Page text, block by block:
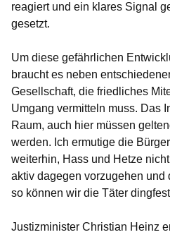
reagiert und ein klares Signal
gesetzt.
Um diese gefährlichen
braucht es neben
Gesellschaft, die friedliches
Umgang vermitteln muss. Das
Raum, auch hier müssen
werden. Ich ermutige die
weiterhin, Hass und Hetze
aktiv dagegen vorzugehen und
so können wir die Täter
Justizminister Christian Heinz